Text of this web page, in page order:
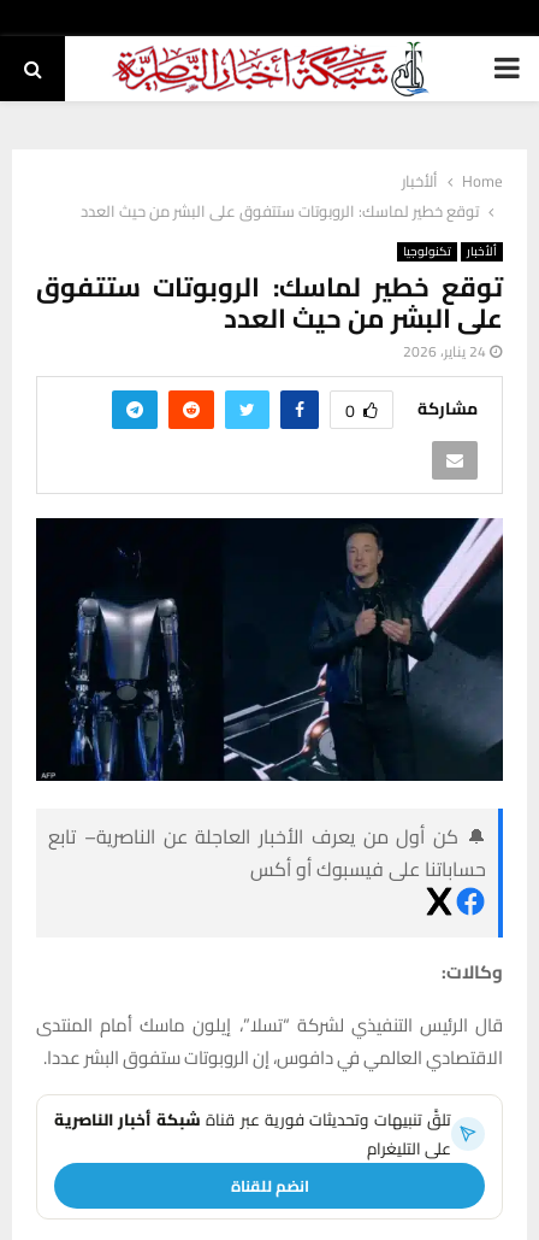
PRIMARY
Home
ألأخبار
توقع خطير لماسك: الروبوتات ستتفوق على البشر من حيث العدد
ألأخبار تكنولوجيا
توقع خطير لماسك: الروبوتات ستتفوق
على البشر من حيث العدد
24 يناير، 2026
مشاركة 0
🔔 كن أول من يعرف الأخبار العاجلة عن الناصرية– تابع
حساباتنا على فيسبوك أو أكس
وكالات:
قال الرئيس التنفيذي لشركة “تسلا”، إيلون ماسك أمام المنتدى
الاقتصادي العالمي في دافوس، إن الروبوتات ستفوق البشر عددا.
تلقَّ تنبيهات وتحديثات فورية عبر قناةشبكة أخبار الناصرية
على التليغرام
انضم للقناة